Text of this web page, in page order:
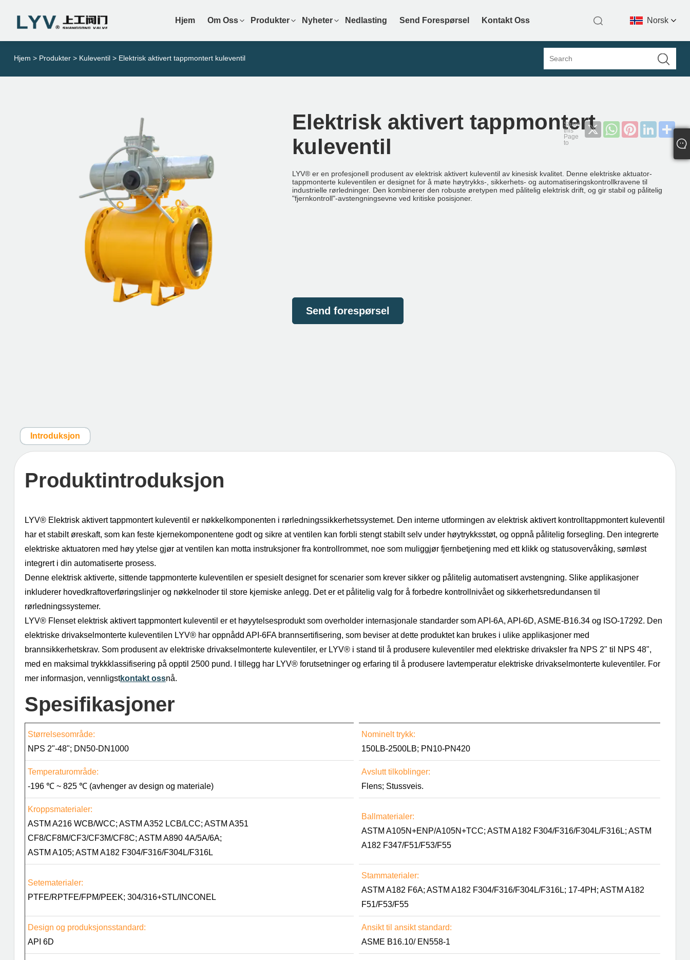
Norsk‎
Hjem Om Oss Produkter Nyheter Nedlasting Send Forespørsel Kontakt Oss
Hjem > Produkter> Kuleventil> Elektrisk aktivert tappmontert kuleventil
Elektrisk aktivert tappmontert
kuleventil
LYV® er en profesjonell produsent av elektrisk aktivert kuleventil av kinesisk kvalitet. Denne elektriske aktuator-
tappmonterte kuleventilen er designet for å møte høytrykks-, sikkerhets- og automatiseringskontrollkravene til
industrielle rørledninger. Den kombinerer den robuste øretypen med pålitelig elektrisk drift, og gir stabil og pålitelig
"fjernkontroll"-avstengningsevne ved kritiske posisjoner.
Send forespørsel
X WhatsAppPinterestLinkedIn
Introduksjon
Produktintroduksjon
LYV®️ Elektrisk aktivert tappmontert kuleventil er nøkkelkomponenten i rørledningssikkerhetssystemet. Den interne utformingen av elektrisk aktivert kontrolltappmontert kuleventil
har et stabilt øreskaft, som kan feste kjernekomponentene godt og sikre at ventilen kan forbli stengt stabilt selv under høytrykksstøt, og oppnå pålitelig forsegling. Den integrerte
elektriske aktuatoren med høy ytelse gjør at ventilen kan motta instruksjoner fra kontrollrommet, noe som muliggjør fjernbetjening med ett klikk og statusovervåking, sømløst
integrert i din automatiserte prosess.
Denne elektrisk aktiverte, sittende tappmonterte kuleventilen er spesielt designet for scenarier som krever sikker og pålitelig automatisert avstengning. Slike applikasjoner
inkluderer hovedkraftoverføringslinjer og nøkkelnoder til store kjemiske anlegg. Det er et pålitelig valg for å forbedre kontrollnivået og sikkerhetsredundansen til
rørledningssystemer.
LYV®️ Flenset elektrisk aktivert tappmontert kuleventil er et høyytelsesprodukt som overholder internasjonale standarder som API-6A, API-6D, ASME-B16.34 og ISO-17292. Den
elektriske drivakselmonterte kuleventilen LYV®️ har oppnådd API-6FA brannsertifisering, som beviser at dette produktet kan brukes i ulike applikasjoner med
brannsikkerhetskrav. Som produsent av elektriske drivakselmonterte kuleventiler, er LYV®️ i stand til å produsere kuleventiler med elektriske drivaksler fra NPS 2" til NPS 48",
med en maksimal trykkklassifisering på opptil 2500 pund. I tillegg har LYV®️ forutsetninger og erfaring til å produsere lavtemperatur elektriske drivakselmonterte kuleventiler. For
mer informasjon, vennligstkontakt ossnå.
Spesifikasjoner
Størrelsesområde:
NPS 2"-48"; DN50-DN1000
Nominelt trykk:
150LB-2500LB; PN10-PN420
Temperaturområde:
-196 ℃ ~ 825 ℃ (avhenger av design og materiale)
Avslutt tilkoblinger:
Flens; Stussveis.
Kroppsmaterialer:
ASTM A216 WCB/WCC; ASTM A352 LCB/LCC; ASTM A351
CF8/CF8M/CF3/CF3M/CF8C; ASTM A890 4A/5A/6A;
ASTM A105; ASTM A182 F304/F316/F304L/F316L
Ballmaterialer:
ASTM A105N+ENP/A105N+TCC; ASTM A182 F304/F316/F304L/F316L; ASTM
A182 F347/F51/F53/F55
Setematerialer:
PTFE/RPTFE/FPM/PEEK; 304/316+STL/INCONEL
Stammaterialer:
ASTM A182 F6A; ASTM A182 F304/F316/F304L/F316L; 17-4PH; ASTM A182
F51/F53/F55
Design og produksjonsstandard:
API 6D
Ansikt til ansikt standard:
ASME B16.10/ EN558-1